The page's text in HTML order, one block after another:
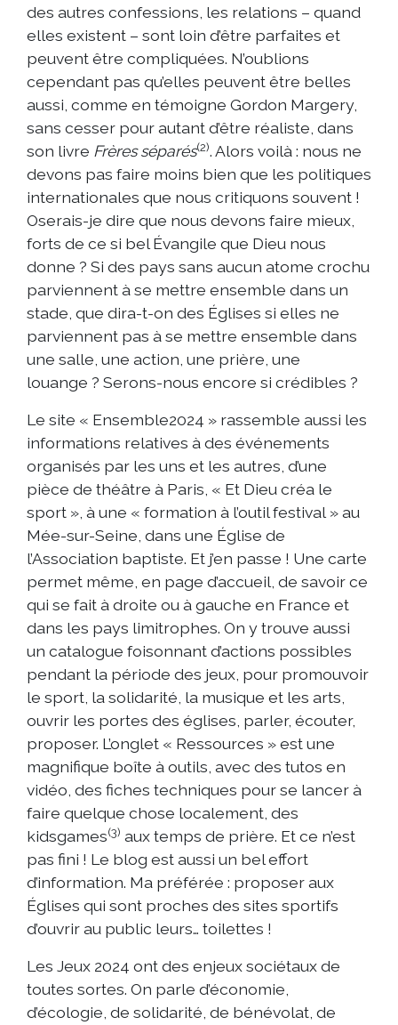
des autres confessions, les relations – quand
elles existent – sont loin d’être parfaites et
peuvent être compliquées. N’oublions
cependant pas qu’elles peuvent être belles
aussi, comme en témoigne Gordon Margery,
sans cesser pour autant d’être réaliste, dans
son livre Frères séparés(2). Alors voilà : nous ne
devons pas faire moins bien que les politiques
internationales que nous critiquons souvent !
Oserais-je dire que nous devons faire mieux,
forts de ce si bel Évangile que Dieu nous
donne ? Si des pays sans aucun atome crochu
parviennent à se mettre ensemble dans un
stade, que dira-t-on des Églises si elles ne
parviennent pas à se mettre ensemble dans
une salle, une action, une prière, une
louange ? Serons-nous encore si crédibles ?
Le site « Ensemble2024 » rassemble aussi les
informations relatives à des événements
organisés par les uns et les autres, d’une
pièce de théâtre à Paris, « Et Dieu créa le
sport », à une « formation à l’outil festival » au
Mée-sur-Seine, dans une Église de
l’Association baptiste. Et j’en passe ! Une carte
permet même, en page d’accueil, de savoir ce
qui se fait à droite ou à gauche en France et
dans les pays limitrophes. On y trouve aussi
un catalogue foisonnant d’actions possibles
pendant la période des jeux, pour promouvoir
le sport, la solidarité, la musique et les arts,
ouvrir les portes des églises, parler, écouter,
proposer. L’onglet « Ressources » est une
magnifique boîte à outils, avec des tutos en
vidéo, des fiches techniques pour se lancer à
faire quelque chose localement, des
kidsgames(3) aux temps de prière. Et ce n’est
pas fini ! Le blog est aussi un bel effort
d’information. Ma préférée : proposer aux
Églises qui sont proches des sites sportifs
d’ouvrir au public leurs… toilettes !
Les Jeux 2024 ont des enjeux sociétaux de
toutes sortes. On parle d’économie,
d’écologie, de solidarité, de bénévolat, de